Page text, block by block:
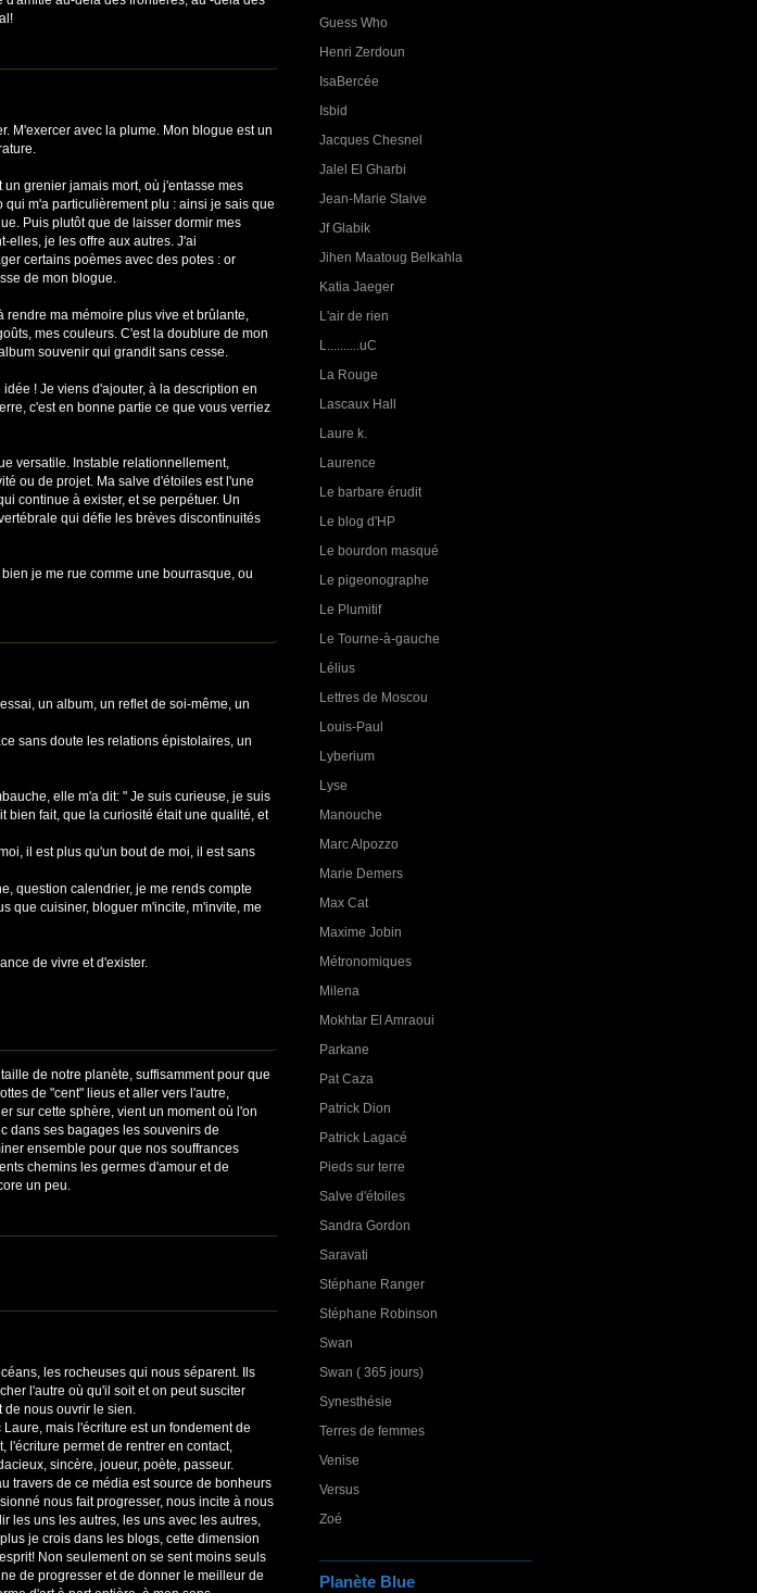
Guess Who
Henri Zerdoun
IsaBercée
Isbid
Jacques Chesnel
Jalel El Gharbi
Jean-Marie Staive
Jf Glabik
Jihen Maatoug Belkahla
Katia Jaeger
L'air de rien
L..........uC
La Rouge
Lascaux Hall
Laure k.
Laurence
Le barbare érudit
Le blog d'HP
Le bourdon masqué
Le pigeonographe
Le Plumitif
Le Tourne-à-gauche
Lélius
Lettres de Moscou
Louis-Paul
Lyberium
Lyse
Manouche
Marc Alpozzo
Marie Demers
Max Cat
Maxime Jobin
Métronomiques
Milena
Mokhtar El Amraoui
Parkane
Pat Caza
Patrick Dion
Patrick Lagacé
Pieds sur terre
Salve d'étoiles
Sandra Gordon
Saravati
Stéphane Ranger
Stéphane Robinson
Swan
Swan ( 365 jours)
Synesthésie
Terres de femmes
Venise
Versus
Zoé
Planète Blue
M'exercer avec la plume. Mon blogue est un
un grenier jamais mort, où j'entasse mes
m'a particulièrement plu : ainsi je sais que
Puis plutôt que de laisser dormir mes
elles, je les offre aux autres. J'ai
certains poèmes avec des potes : or
de mon blogue.
ma mémoire plus vive et brûlante,
mes couleurs. C'est la doublure de mon
souvenir qui grandit sans cesse.
! Je viens d'ajouter, à la description en
c'est en bonne partie ce que vous verriez
versatile. Instable relationnellement,
ou de projet. Ma salve d'étoiles est l'une
continue à exister, et se perpétuer. Un
qui défie les brèves discontinuités
je me rue comme une bourrasque, ou
un album, un reflet de soi-même, un
sans doute les relations épistolaires, un
elle m'a dit: " Je suis curieuse, je suis
bien fait, que la curiosité était une qualité, et
il est plus qu'un bout de moi, il est sans
question calendrier, je me rends compte
que cuisiner, bloguer m'incite, m'invite, me
de vivre et d'exister.
de notre planète, suffisamment pour que
de "cent" lieus et aller vers l'autre,
sur cette sphère, vient un moment où l'on
dans ses bagages les souvenirs de
ensemble pour que nos souffrances
chemins les germes d'amour et de
un peu.
les rocheuses qui nous séparent. Ils
l'autre où qu'il soit et on peut susciter
nous ouvrir le sien.
mais l'écriture est un fondement de
l'écriture permet de rentrer en contact,
sincère, joueur, poète, passeur.
travers de ce média est source de bonheurs
nous fait progresser, nous incite à nous
les uns les autres, les uns avec les autres,
je crois dans les blogs, cette dimension
Non seulement on se sent moins seuls
de progresser et de donner le meilleur de